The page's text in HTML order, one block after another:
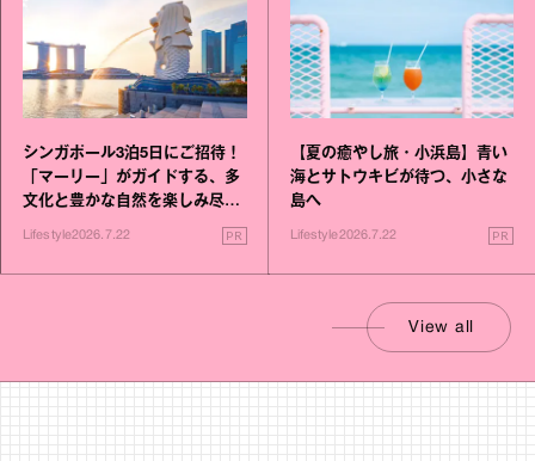
シンガポール3泊5日にご招待！
「マーリー」がガイドする、多
文化と豊かな自然を楽しみ尽く
Lifestyle2026.7.22 PR
【夏の癒やし旅・小浜島】青い
海とサトウキビが待つ、小さな
島へ
Lifestyle2026.7.22 PR
View all